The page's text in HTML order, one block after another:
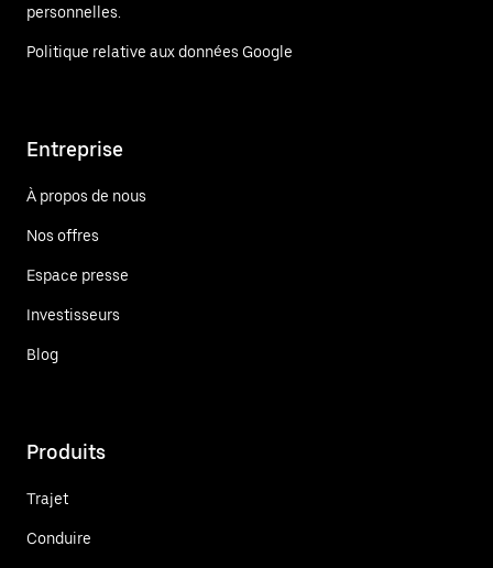
personnelles.
Politique relative aux données Google
Entreprise
À propos de nous
Nos offres
Espace presse
Investisseurs
Blog
Produits
Trajet
Conduire